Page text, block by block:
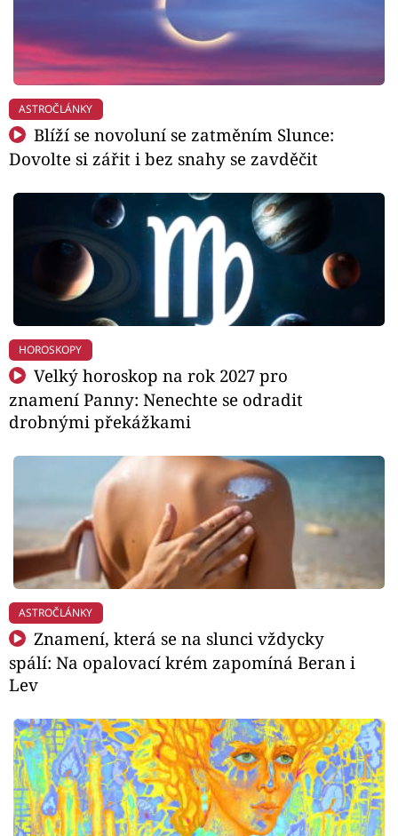
ASTROČLÁNKY
Blíží se novoluní se zatměním Slunce:
Dovolte si zářit i bez snahy se zavděčit
HOROSKOPY
Velký horoskop na rok 2027 pro
znamení Panny: Nenechte se odradit
drobnými překážkami
ASTROČLÁNKY
Znamení, která se na slunci vždycky
spálí: Na opalovací krém zapomíná Beran i
Lev